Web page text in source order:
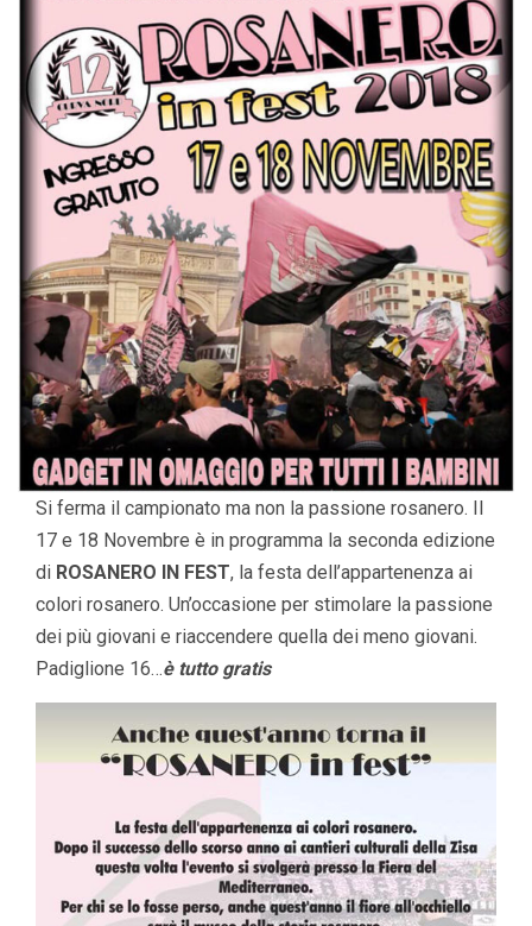
Si ferma il campionato ma non la passione rosanero. Il
17 e 18 Novembre è in programma la seconda edizione
di ROSANERO IN FEST, la festa dell’appartenenza ai
colori rosanero. Un’occasione per stimolare la passione
dei più giovani e riaccendere quella dei meno giovani.
Padiglione 16…è tutto gratis